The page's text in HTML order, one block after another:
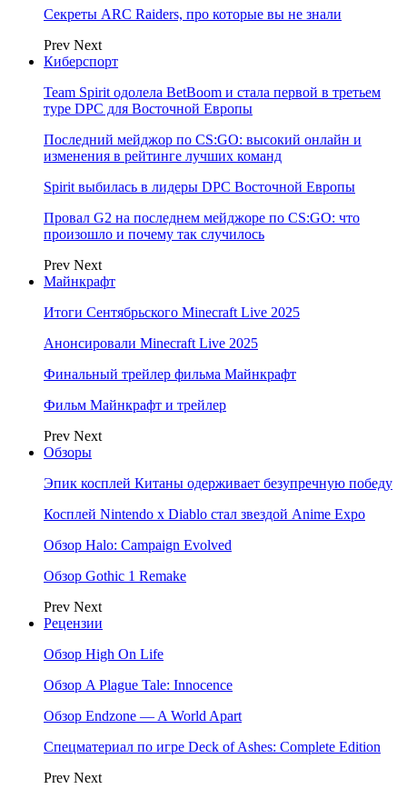
Секреты ARC Raiders, про которые вы не знали
Prev Next
Киберспорт
Team Spirit одолела BetBoom и стала первой в третьем
туре DPC для Восточной Европы
Последний мейджор по CS:GO: высокий онлайн и
изменения в рейтинге лучших команд
Spirit выбилась в лидеры DPC Восточной Европы
Провал G2 на последнем мейджоре по CS:GO: что
произошло и почему так случилось
Prev Next
Майнкрафт
Итоги Сентябрьского Minecraft Live 2025
Анонсировали Minecraft Live 2025
Финальный трейлер фильма Майнкрафт
Фильм Майнкрафт и трейлер
Prev Next
Обзоры
Эпик косплей Китаны одерживает безупречную победу
Косплей Nintendo x Diablo стал звездой Anime Expo
Обзор Halo: Campaign Evolved
Обзор Gothic 1 Remake
Prev Next
Рецензии
Обзор High On Life
Обзор A Plague Tale: Innocence
Обзор Endzone — A World Apart
Спецматериал по игре Deck of Ashes: Complete Edition
Prev Next